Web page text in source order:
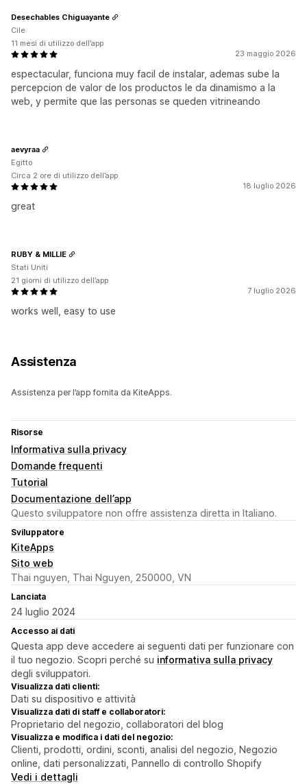
23 maggio 2026
espectacular, funciona muy facil de instalar, ademas sube la
percepcion de valor de los productos le da dinamismo a la
web, y permite que las personas se queden vitrineando
Desechables Chiguayante
Cile
11 mesi di utilizzo dell’app
18 luglio 2026
great
aevyraa
Egitto
Circa 2 ore di utilizzo dell’app
7 luglio 2026
works well, easy to use
RUBY & MILLIE
Stati Uniti
21 giorni di utilizzo dell’app
Assistenza
Assistenza per l’app fornita da KiteApps.
Risorse
Informativa sulla privacy
Domande frequenti
Tutorial
Documentazione dell’app
Questo sviluppatore non offre assistenza diretta in Italiano.
Sviluppatore
KiteApps
Sito web
Thai nguyen, Thai Nguyen, 250000, VN
Lanciata
24 luglio 2024
Accesso ai dati
Questa app deve accedere ai seguenti dati per funzionare con
il tuo negozio. Scopri perché su informativa sulla privacy
degli sviluppatori.
Visualizza dati clienti:
Dati su dispositivo e attività
Visualizza dati di staff e collaboratori:
Proprietario del negozio, collaboratori del blog
Visualizza e modifica i dati del negozio:
Clienti, prodotti, ordini, sconti, analisi del negozio, Negozio
online, dati personalizzati, Pannello di controllo Shopify
Vedi i dettagli